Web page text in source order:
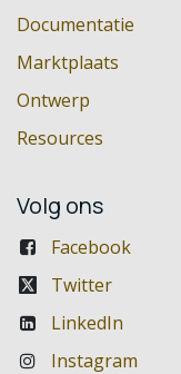
Documentatie
Marktplaats
Ontwerp
Resources
Volg ons
Facebook
Twitter
LinkedIn
Instagram